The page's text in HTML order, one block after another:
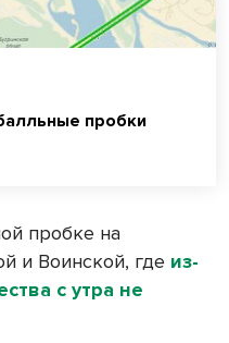
пробки
пробке на
и Воинской, где из-
с утра не